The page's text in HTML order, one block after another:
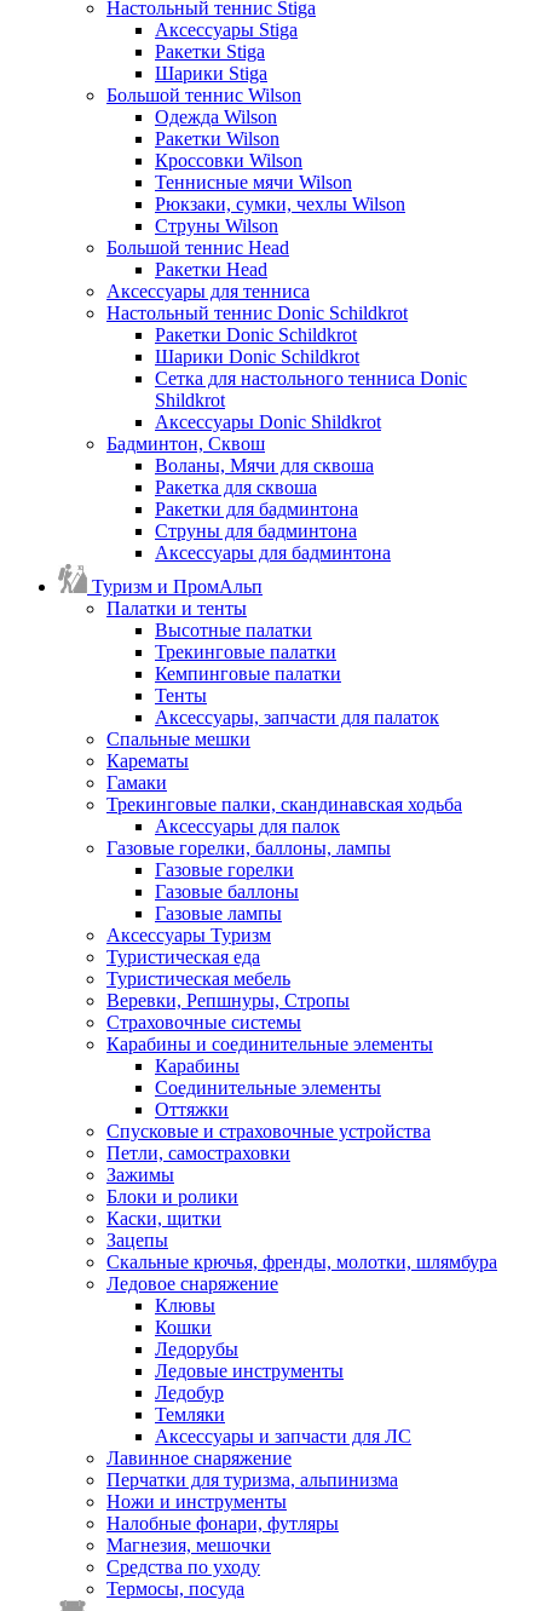
Настольный теннис Stiga
Аксессуары Stiga
Ракетки Stiga
Шарики Stiga
Большой теннис Wilson
Одежда Wilson
Ракетки Wilson
Кроссовки Wilson
Теннисные мячи Wilson
Рюкзаки, сумки, чехлы Wilson
Струны Wilson
Большой теннис Head
Ракетки Head
Аксессуары для тенниса
Настольный теннис Donic Schildkrot
Ракетки Donic Schildkrot
Шарики Donic Schildkrot
Сетка для настольного тенниса Donic
Shildkrot
Аксессуары Donic Shildkrot
Бадминтон, Сквош
Воланы, Мячи для сквоша
Ракетка для сквоша
Ракетки для бадминтона
Струны для бадминтона
Аксессуары для бадминтона
Туризм и ПромАльп
Палатки и тенты
Высотные палатки
Трекинговые палатки
Кемпинговые палатки
Тенты
Аксессуары, запчасти для палаток
Спальные мешки
Карематы
Гамаки
Трекинговые палки, скандинавская ходьба
Аксессуары для палок
Газовые горелки, баллоны, лампы
Газовые горелки
Газовые баллоны
Газовые лампы
Аксессуары Туризм
Туристическая еда
Туристическая мебель
Веревки, Репшнуры, Стропы
Страховочные системы
Карабины и соединительные элементы
Карабины
Соединительные элементы
Оттяжки
Спусковые и страховочные устройства
Петли, самостраховки
Зажимы
Блоки и ролики
Каски, щитки
Зацепы
Скальные крючья, френды, молотки, шлямбура
Ледовое снаряжение
Клювы
Кошки
Ледорубы
Ледовые инструменты
Ледобур
Темляки
Аксессуары и запчасти для ЛС
Лавинное снаряжение
Перчатки для туризма, альпинизма
Ножи и инструменты
Налобные фонари, футляры
Магнезия, мешочки
Средства по уходу
Термосы, посуда